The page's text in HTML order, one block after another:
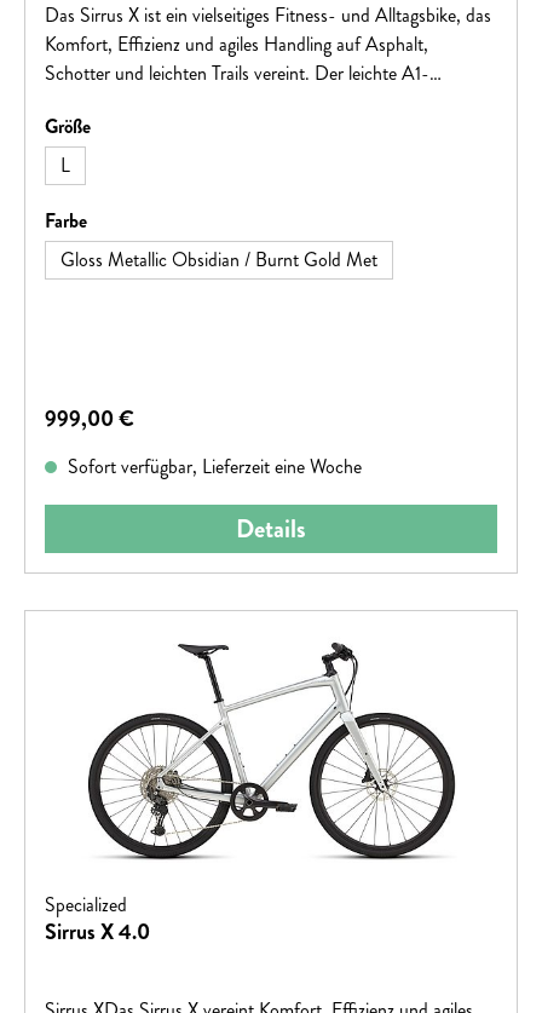
Das Sirrus X ist ein vielseitiges Fitness- und Alltagsbike, das
Komfort, Effizienz und agiles Handling auf Asphalt,
Schotter und leichten Trails vereint. Der leichte A1-
aufrechte Sitzposition sorgen für ein sicheres und
komfortables Fahrgefühl. Mit einer intuitiven 1x9-Schaltung,
hydraulischen Scheibenbremsen sowie einer
alltagstauglichen Ausstattung inklusive Gepäckträger,
Schutzblechen und Nabendynamo-Beleuchtung ist das
Sirrus X der ideale Begleiter für Pendler, Fitnessfahrten und
Größeauswählen
L
Farbeauswählen
Gloss Metallic Obsidian / Burnt Gold Met
Regulärer Preis:
999,00 €
Sofort verfügbar, Lieferzeit eine Woche
Details
Specialized
Sirrus X 4.0